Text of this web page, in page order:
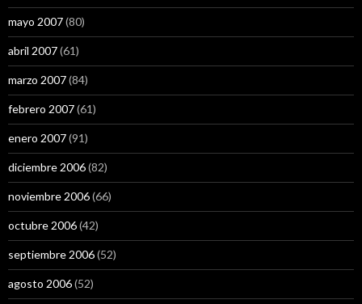
mayo 2007(80)
abril 2007(61)
marzo 2007(84)
febrero 2007(61)
enero 2007(91)
diciembre 2006(82)
noviembre 2006(66)
octubre 2006(42)
septiembre 2006(52)
agosto 2006(52)